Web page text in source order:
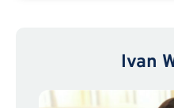
Ivan